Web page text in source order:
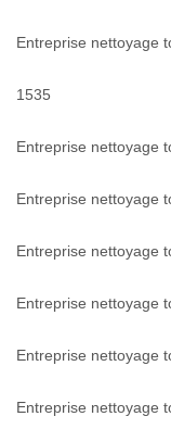
Entreprise nettoyage
1535
Entreprise nettoyage
Entreprise nettoyage
Entreprise nettoyage
Entreprise nettoyage
Entreprise nettoyage
Entreprise nettoyage